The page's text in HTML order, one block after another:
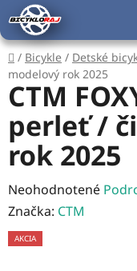
Prejsť
na
obsah
Domov
/ Bicykle / Detské
modelový rok 2025
CTM
perleť /
rok 2025
Priemerné
hodnotenie
produktu
Neohodnotené
Značka: CTM
AKCIA